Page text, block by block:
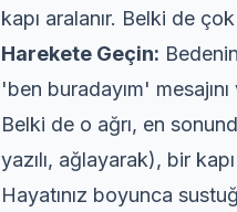
kapı aralanır. Belki de
Harekete Geçin:
'ben buradayım' mesajını
Belki de o ağrı, en
yazılı, ağlayarak), bir
Hayatınız boyunca